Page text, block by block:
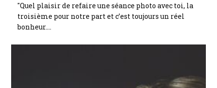
"Quel plaisir de refaire une séance photo avec toi, la
troisième pour notre part et c’est toujours un réel
bonheur.…